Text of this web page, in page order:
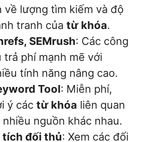
về lượng tìm kiếm và độ
tranh của từ khóa.
SEMrush: Các công
trả phí mạnh mẽ với
tính năng nâng cao.
Tool: Miễn phí,
ý các từ khóa liên quan
nguồn khác nhau.
tích đối thủ: Xem các đối